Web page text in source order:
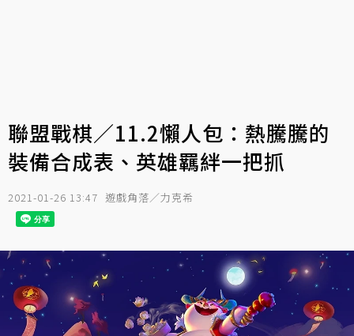
聯盟戰棋／11.2懶人包：熱騰騰的
裝備合成表、英雄羈絆一把抓
2021-01-26 13:47 遊戲角落／力克希